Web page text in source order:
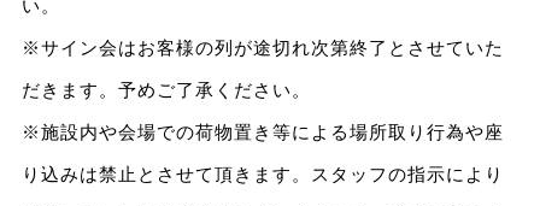
い。
※サイン会はお客様の列が途切れ次第終了とさせていた
だきます。予めご了承ください。
※施設内や会場での荷物置き等による場所取り行為や座
り込みは禁止とさせて頂きます。スタッフの指示により